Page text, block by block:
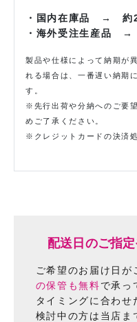
・国内在庫品 → 約
・海外受注生産品
製品や仕様によって納期が
れる場合は、一番遅い納期
す。
※先行出荷や分納へのご要
めご了承ください。
※クレジットカードの決済
配送日のご指
ご希望のお届け日が
の保管も無料で承っ
タイミングに合わせ
検討中の方は当店ま